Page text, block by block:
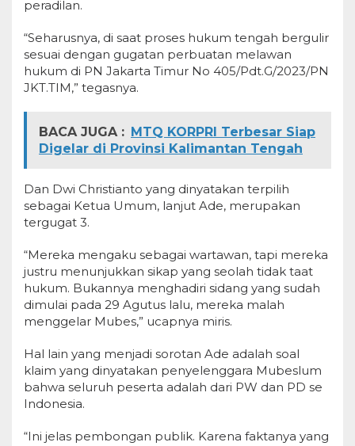
peradilan.
“Seharusnya, di saat proses hukum tengah bergulir
sesuai dengan gugatan perbuatan melawan
hukum di PN Jakarta Timur No 405/Pdt.G/2023/PN
JKT.TIM,” tegasnya.
BACA JUGA : MTQ KORPRI Terbesar Siap
Digelar di Provinsi Kalimantan Tengah
Dan Dwi Christianto yang dinyatakan terpilih
sebagai Ketua Umum, lanjut Ade, merupakan
tergugat 3.
“Mereka mengaku sebagai wartawan, tapi mereka
justru menunjukkan sikap yang seolah tidak taat
hukum. Bukannya menghadiri sidang yang sudah
dimulai pada 29 Agutus lalu, mereka malah
menggelar Mubes,” ucapnya miris.
Hal lain yang menjadi sorotan Ade adalah soal
klaim yang dinyatakan penyelenggara Mubeslum
bahwa seluruh peserta adalah dari PW dan PD se
Indonesia.
“Ini jelas pembongan publik. Karena faktanya yang